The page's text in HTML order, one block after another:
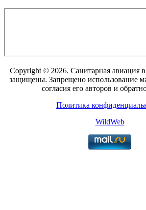
Copyright © 2026. Санитарная авиация
защищены. Запрещено использование
согласия его авторов и
Политика
WildWeb